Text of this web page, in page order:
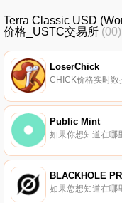
Terra Classic USD
价格_USTC交易所 (00)
LoserChick
Public Mint